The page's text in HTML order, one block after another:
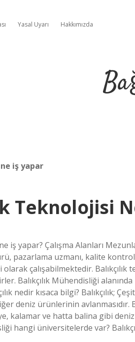
Yasal Uyarı Hakkımızda
ne iş yapar
Teknolojisi
iş yapar? Çalışma Alanları
pazarlama uzmanı, kalite
çalışabilmektedir.
Balıkçılık Mühendisliği
nedir kısaca bilgi? Balıkçılık;
deniz ürünlerinin avlanmasıdır.
kalamar ve hatta balina gibi deniz
hangi üniversitelerde var?